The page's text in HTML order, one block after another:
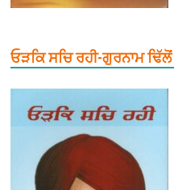
ਓੜਕਿ ਸਚਿ ਰਹੀ-ਗੁਰਨਾਮ ਢਿੱਲੋਂ